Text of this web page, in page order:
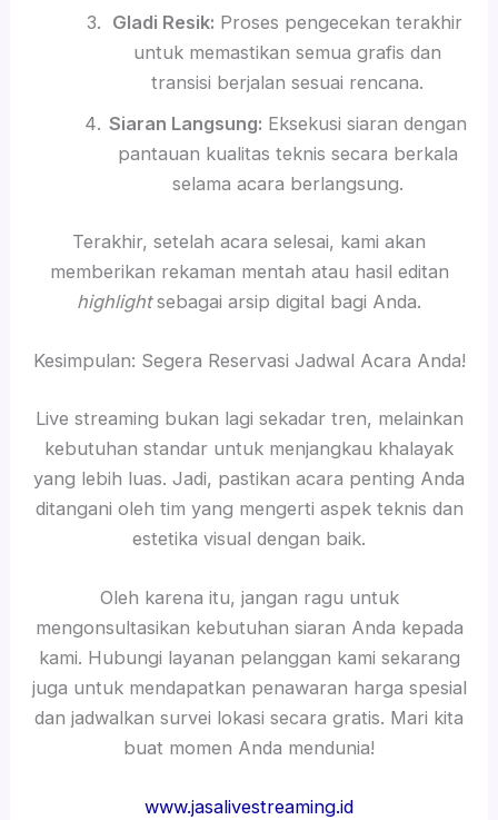
Gladi Resik: Proses pengecekan terakhir
untuk memastikan semua grafis dan
transisi berjalan sesuai rencana.
Siaran Langsung: Eksekusi siaran dengan
pantauan kualitas teknis secara berkala
selama acara berlangsung.
Terakhir, setelah acara selesai, kami akan
memberikan rekaman mentah atau hasil editan
highlightsebagai arsip digital bagi Anda.
Kesimpulan: Segera Reservasi Jadwal Acara Anda!
Live streaming bukan lagi sekadar tren, melainkan
kebutuhan standar untuk menjangkau khalayak
yang lebih luas. Jadi, pastikan acara penting Anda
ditangani oleh tim yang mengerti aspek teknis dan
estetika visual dengan baik.
Oleh karena itu, jangan ragu untuk
mengonsultasikan kebutuhan siaran Anda kepada
kami. Hubungi layanan pelanggan kami sekarang
juga untuk mendapatkan penawaran harga spesial
dan jadwalkan survei lokasi secara gratis. Mari kita
buat momen Anda mendunia!
www.jasalivestreaming.id